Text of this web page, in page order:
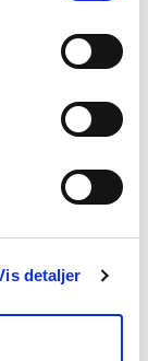
detaljer
2070 og